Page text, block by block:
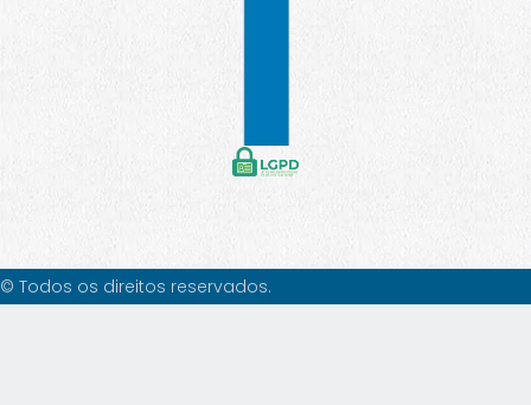
© Todos os direitos reservados.